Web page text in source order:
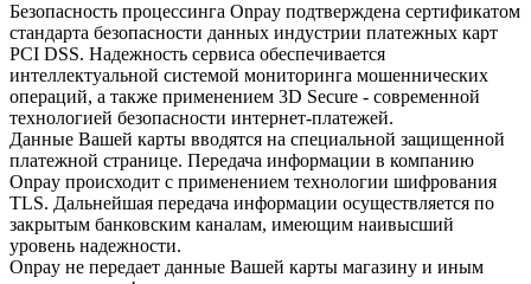
Безопасность процессинга Onpay подтверждена сертификатом
стандарта безопасности данных индустрии платежных карт
PCI DSS. Надежность сервиса обеспечивается
интеллектуальной системой мониторинга мошеннических
операций, а также применением 3D Secure - современной
технологией безопасности интернет-платежей.
Данные Вашей карты вводятся на специальной защищенной
платежной странице. Передача информации в компанию
Onpay происходит с применением технологии шифрования
TLS. Дальнейшая передача информации осуществляется по
закрытым банковским каналам, имеющим наивысший
уровень надежности.
Onpay не передает данные Вашей карты магазину и иным